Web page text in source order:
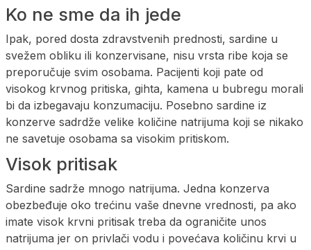
Ko ne sme da ih jede
Ipak, pored dosta zdravstvenih prednosti, sardine u
svežem obliku ili konzervisane, nisu vrsta ribe koja se
preporučuje svim osobama. Pacijenti koji pate od
visokog krvnog pritiska, gihta, kamena u bubregu morali
bi da izbegavaju konzumaciju. Posebno sardine iz
konzerve sadrdže velike količine natrijuma koji se nikako
ne savetuje osobama sa visokim pritiskom.
Visok pritisak
Sardine sadrže mnogo natrijuma. Jedna konzerva
obezbeđuje oko trećinu vaše dnevne vrednosti, pa ako
imate visok krvni pritisak treba da ograničite unos
natrijuma jer on privlači vodu i povećava količinu krvi u